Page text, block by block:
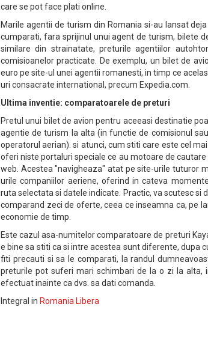
care se pot face plati online.
Marile agentii de turism din Romania si-au lansat
cumparati, fara sprijinul unui agent de turism, bilete
similare din strainatate, preturile agentiilor
comisioanelor practicate. De exemplu, un bilet de
euro pe site-ul unei agentii romanesti, in timp ce
uri consacrate international, precum Expedia.com.
Ultima inventie: comparatoarele de preturi
Pretul unui bilet de avion pentru aceeasi destinatie
agentie de turism la alta (in functie de comisionul
operatorul aerian). si atunci, cum stiti care este cel
oferi niste portaluri speciale ce au motoare de
web. Acestea "navigheaza" atat pe site-urile tuturor
urile companiilor aeriene, oferind in cateva
ruta selectata si datele indicate. Practic, va scutesc
comparand zeci de oferte, ceea ce inseamna ca, pe
economie de timp.
Este cazul asa-numitelor comparatoare de preturi
e bine sa stiti ca si intre acestea sunt diferente, dupa
fiti precauti si sa le comparati, la randul
preturile pot suferi mari schimbari de la o zi la alta,
efectuat inainte ca dvs. sa dati comanda.
Integral in Romania Libera